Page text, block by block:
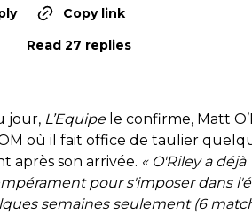
Copy link
Read 27 replies
jour, L’Equipele confirme, Matt
où il fait office de taulier
après son arrivée. « O'Riley a déjà
pour s'imposer dans
semaines seulement (6